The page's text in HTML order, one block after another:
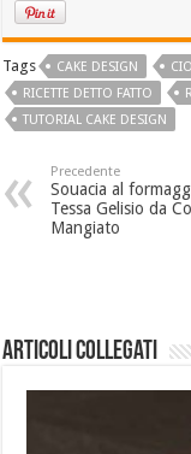
Tags CAKE DESIGN
RICETTE DETTO FATTO
TUTORIAL CAKE DESIGN
Precedente
Souacia al
Tessa Gelisio da
Mangiato
Articoli collegati